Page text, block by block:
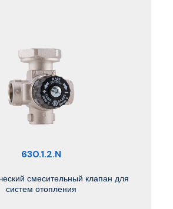
630.1.2.N
смесительный клапан для
систем отопления